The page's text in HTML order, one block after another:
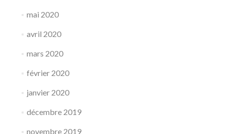
mai 2020
avril 2020
mars 2020
février 2020
janvier 2020
décembre 2019
novembre 2019